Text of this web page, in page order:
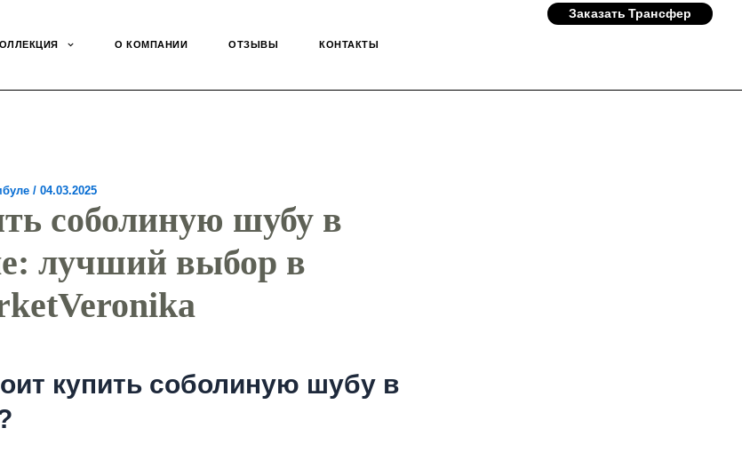
О КОМПАНИИ ОТЗЫВЫ КОНТАКТЫ
Заказать Трансфер
/ 04.03.2025
соболиную шубу в
лучший выбор в
купить соболиную шубу в